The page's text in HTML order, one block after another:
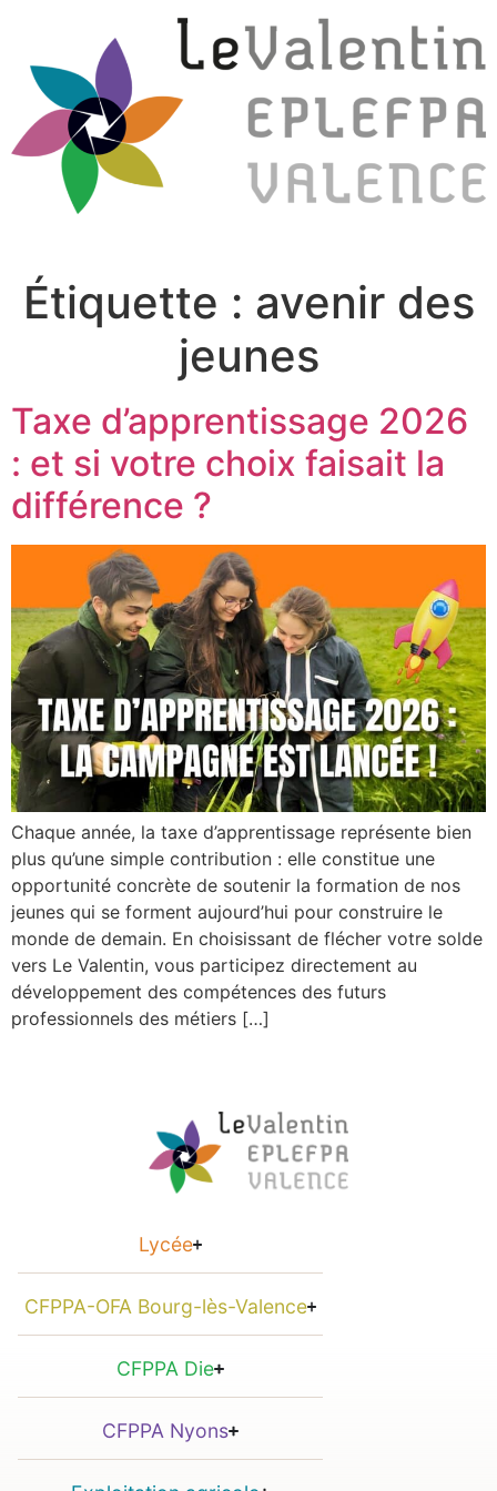
Étiquette : avenir des
jeunes
Taxe d’apprentissage 2026
: et si votre choix faisait la
différence ?
Chaque année, la taxe d’apprentissage représente bien
plus qu’une simple contribution : elle constitue une
opportunité concrète de soutenir la formation de nos
jeunes qui se forment aujourd’hui pour construire le
monde de demain. En choisissant de flécher votre solde
vers Le Valentin, vous participez directement au
développement des compétences des futurs
professionnels des métiers […]
Lycée
CFPPA-OFA Bourg-lès-Valence
CFPPA Die
CFPPA Nyons